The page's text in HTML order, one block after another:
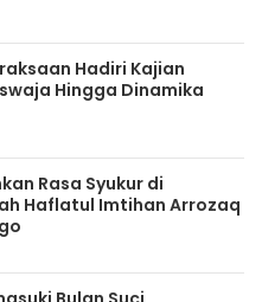
Hadiri Kajian
Hingga Dinamika
Rasa Syukur di
Haflatul Imtihan Arrozaq